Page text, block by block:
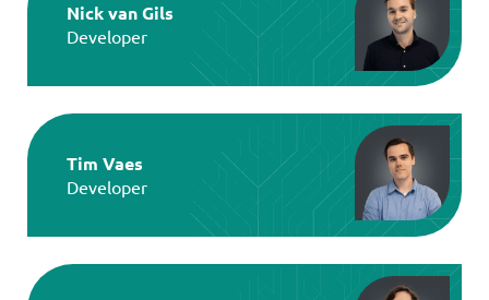
Nick van Gils
Developer
Tim Vaes
Developer